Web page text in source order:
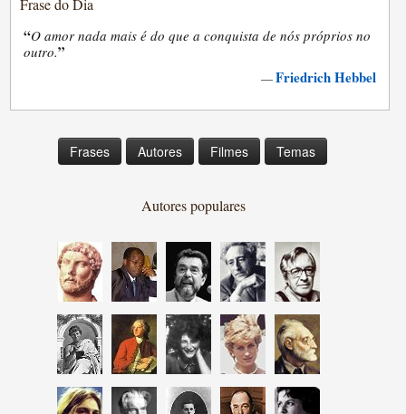
Frase do Dia
“O amor nada mais é do que a conquista de nós próprios no
outro.”
—Friedrich Hebbel
Frases Autores Filmes Temas
Autores populares